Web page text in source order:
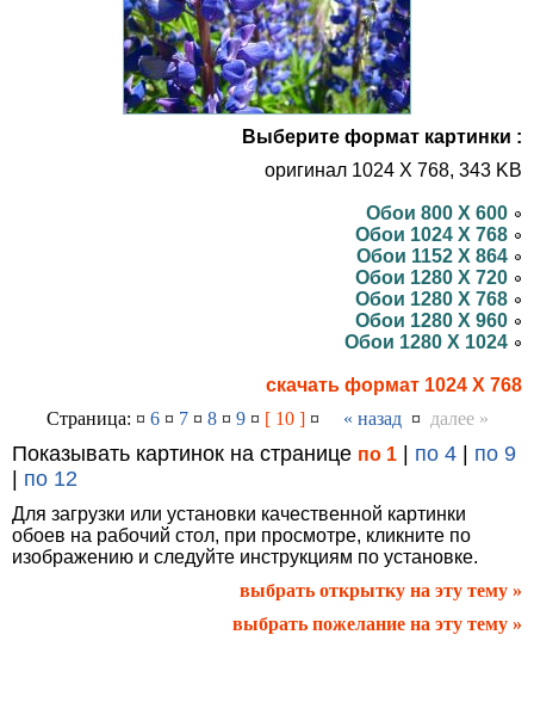
Выберите формат картинки :
оригинал 1024 X 768, 343 KB
Обои 800 X 600
Обои 1024 X 768
Обои 1152 X 864
Обои 1280 X 720
Обои 1280 X 768
Обои 1280 X 960
Обои 1280 X 1024
скачать формат 1024 X 768
Страница: ¤ 6¤ 7¤ 8¤ 9¤ [ 10 ]¤ « назад¤ далее »
Показывать картинок на странице по 1 | по 4 | по 9
| по 12
Для загрузки или установки качественной картинки
обоев на рабочий стол, при просмотре, кликните по
изображению и следуйте инструкциям по установке.
выбрать открытку на эту тему »
выбрать пожелание на эту тему »